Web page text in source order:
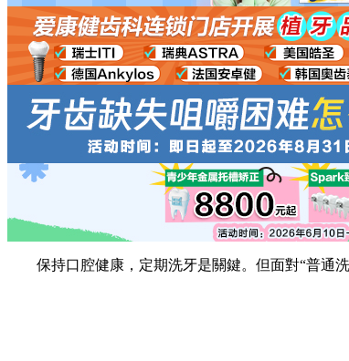
保持口腔健康，定期洗牙是關鍵。但面對“普通洗